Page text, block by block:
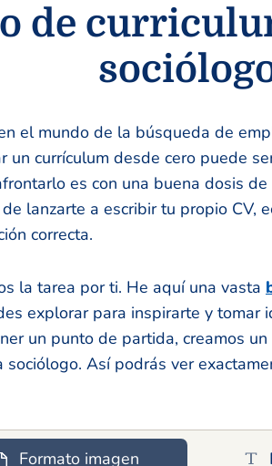
de
el mundo de la búsqueda de
un currículum desde cero puede
es con una buena dosis
lanzarte a escribir tu propio CV,
correcta.
la tarea por ti. He aquí una vasta
explorar para inspirarte y tomar
un punto de partida, creamos
sociólogo. Así podrás ver
Formato imagen